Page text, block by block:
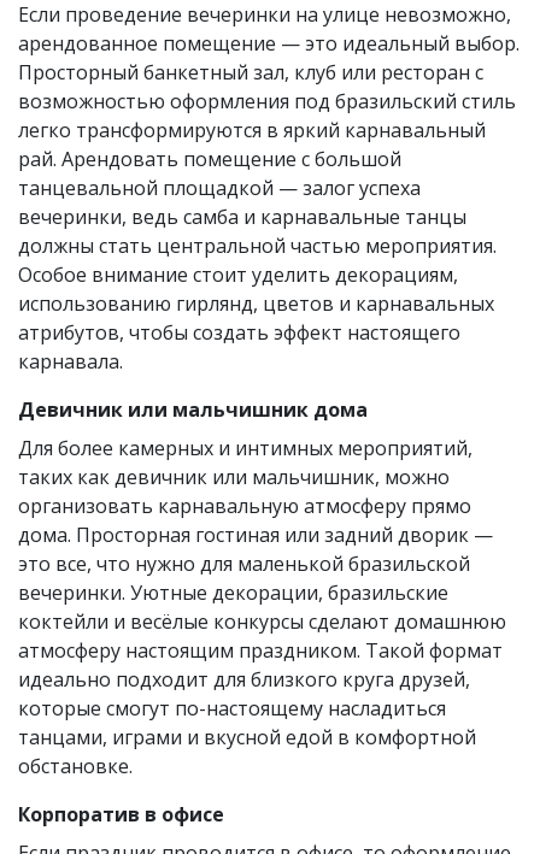
Если проведение вечеринки на улице невозможно,
арендованное помещение — это идеальный выбор.
Просторный банкетный зал, клуб или ресторан с
возможностью оформления под бразильский стиль
легко трансформируются в яркий карнавальный
рай. Арендовать помещение с большой
танцевальной площадкой — залог успеха
вечеринки, ведь самба и карнавальные танцы
должны стать центральной частью мероприятия.
Особое внимание стоит уделить декорациям,
использованию гирлянд, цветов и карнавальных
атрибутов, чтобы создать эффект настоящего
карнавала.
Девичник или мальчишник дома
Для более камерных и интимных мероприятий,
таких как девичник или мальчишник, можно
организовать карнавальную атмосферу прямо
дома. Просторная гостиная или задний дворик —
это все, что нужно для маленькой бразильской
вечеринки. Уютные декорации, бразильские
коктейли и весёлые конкурсы сделают домашнюю
атмосферу настоящим праздником. Такой формат
идеально подходит для близкого круга друзей,
которые смогут по-настоящему насладиться
танцами, играми и вкусной едой в комфортной
обстановке.
Корпоратив в офисе